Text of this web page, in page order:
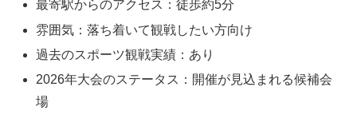
最寄駅からのアクセス：徒歩約5分
雰囲気：落ち着いて観戦したい方向け
過去のスポーツ観戦実績：あり
2026年大会のステータス：開催が見込まれる候補会
場